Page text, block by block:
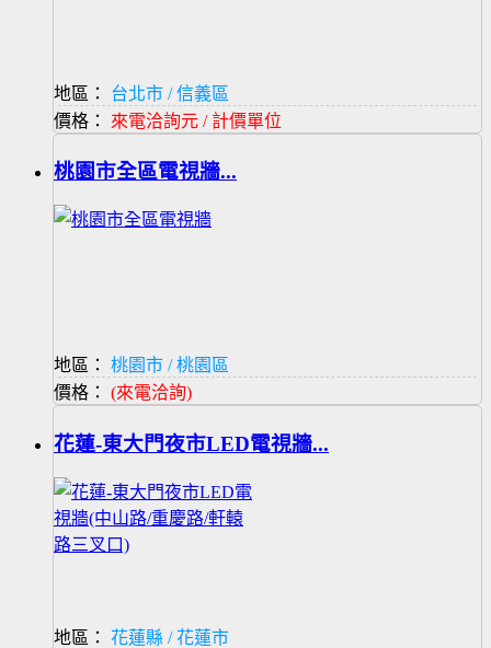
地區：
台北市 / 信義區
價格： 來電洽詢元 / 計價單位
桃園市全區電視牆...
地區：
桃園市 / 桃園區
價格： (來電洽詢)
花蓮-東大門夜市LED電視牆...
地區：
花蓮縣 / 花蓮市